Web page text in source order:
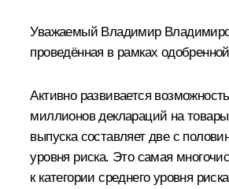
Уважаемый Владимир
проведённая в рамках
Активно развивается
миллионов деклараций на
выпуска составляет две с
уровня риска. Это самая
к категории среднего уровня